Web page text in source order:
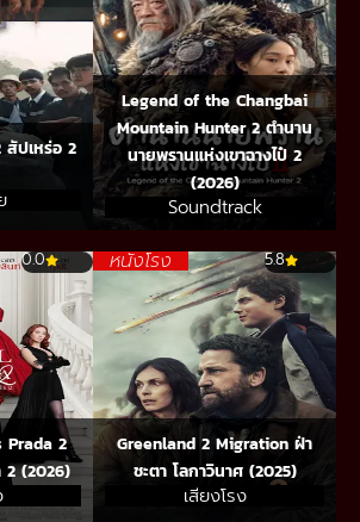
ปเหร่อ 2
Legend of the Changbai
Mountain Hunter 2 ตำนาน
นายพรานแห่งเขาฉางไป๋ 2
(2026)
Soundtrack
0.0
Prada 2
2 (2026)
หนังโรง 5.8
Greenland 2 Migration ฝ่า
ชะตา โลกาวินาศ (2025)
เสียงโรง